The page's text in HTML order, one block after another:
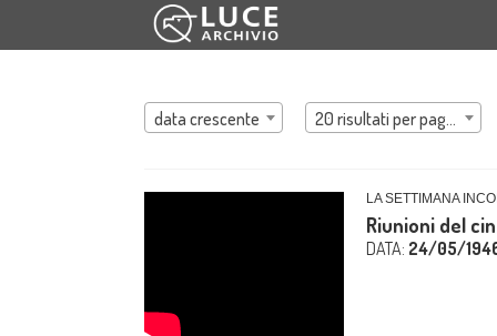
data crescente 20 risultati per pagina
LA SETTIMANA
Riunioni del
DATA: 24/05/